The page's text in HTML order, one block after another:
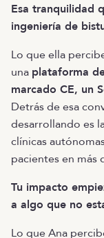
Esa tranquilidad
ingeniería de
Lo que ella
una plataforma
marcado CE, un
Detrás de esa
desarrollando es
clínicas
pacientes en más
Tu impacto
a algo que no
Lo que Ana